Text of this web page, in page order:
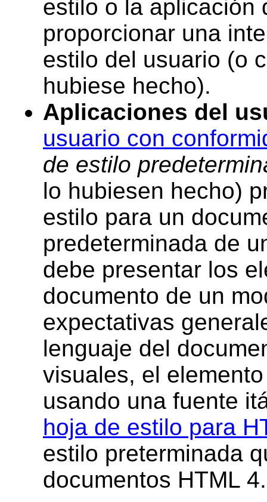
estilo o la aplicación
proporcionar una
estilo del usuario (o
hubiese hecho).
Aplicaciones del
usuario con
de estilo
lo hubiesen hecho)
estilo para un
predeterminada de
debe presentar los
documento de un
expectativas
lenguaje del
visuales, el
usando una fuente
hoja de estilo para
estilo preterminada
documentos HTML